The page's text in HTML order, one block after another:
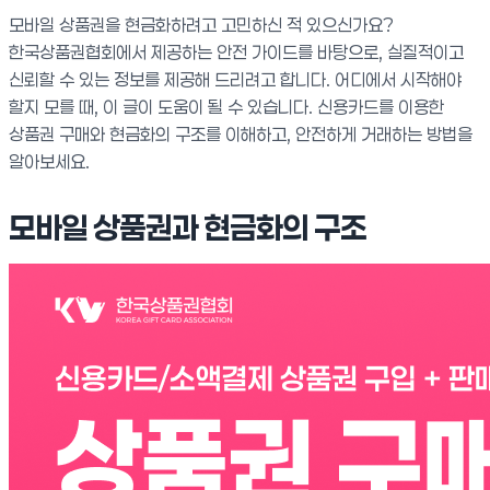
모바일 상품권을 현금화하려고 고민하신 적 있으신가요?
한국상품권협회에서 제공하는 안전 가이드를 바탕으로, 실질적이고
신뢰할 수 있는 정보를 제공해 드리려고 합니다. 어디에서 시작해야
할지 모를 때, 이 글이 도움이 될 수 있습니다. 신용카드를 이용한
상품권 구매와 현금화의 구조를 이해하고, 안전하게 거래하는 방법을
알아보세요.
모바일 상품권과 현금화의 구조